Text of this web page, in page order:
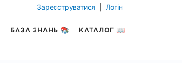
БАЗА ЗНАНЬ 📚 КАТАЛОГ 📖
Зареєструватися Логін